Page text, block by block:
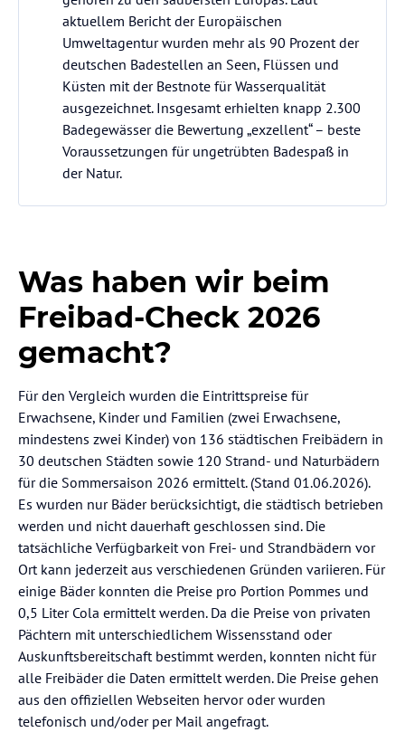
aktuellem Bericht der Europäischen
Umweltagentur wurden mehr als 90 Prozent der
deutschen Badestellen an Seen, Flüssen und
Küsten mit der Bestnote für Wasserqualität
ausgezeichnet. Insgesamt erhielten knapp 2.300
Badegewässer die Bewertung „exzellent“ – beste
Voraussetzungen für ungetrübten Badespaß in
der Natur.
Was haben wir beim
Freibad-Check 2026
gemacht?
Für den Vergleich wurden die Eintrittspreise für
Erwachsene, Kinder und Familien (zwei Erwachsene,
mindestens zwei Kinder) von 136 städtischen Freibädern in
30 deutschen Städten sowie 120 Strand- und Naturbädern
für die Sommersaison 2026 ermittelt. (Stand 01.06.2026).
Es wurden nur Bäder berücksichtigt, die städtisch betrieben
werden und nicht dauerhaft geschlossen sind. Die
tatsächliche Verfügbarkeit von Frei- und Strandbädern vor
Ort kann jederzeit aus verschiedenen Gründen variieren. Für
einige Bäder konnten die Preise pro Portion Pommes und
0,5 Liter Cola ermittelt werden. Da die Preise von privaten
Pächtern mit unterschiedlichem Wissensstand oder
Auskunftsbereitschaft bestimmt werden, konnten nicht für
alle Freibäder die Daten ermittelt werden. Die Preise gehen
aus den offiziellen Webseiten hervor oder wurden
telefonisch und/oder per Mail angefragt.